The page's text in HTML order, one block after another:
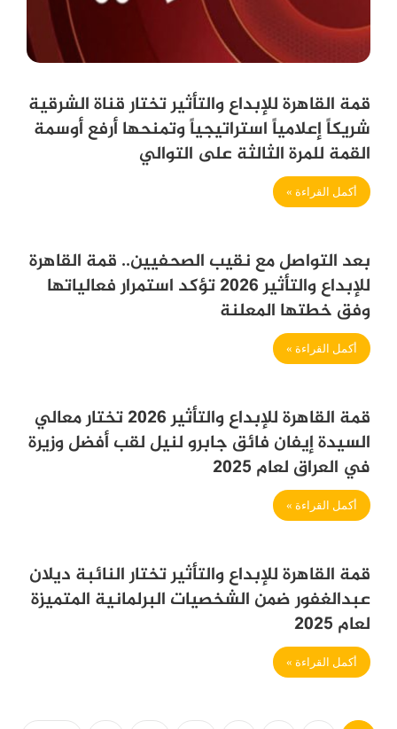
قمة القاهرة للإبداع والتأثير تختار قناة الشرقية
شريكاً إعلامياً استراتيجياً وتمنحها أرفع أوسمة
القمة للمرة الثالثة على التوالي
أكمل القراءة »
بعد التواصل مع نقيب الصحفيين.. قمة القاهرة
للإبداع والتأثير 2026 تؤكد استمرار فعالياتها
وفق خطتها المعلنة
أكمل القراءة »
قمة القاهرة للإبداع والتأثير 2026 تختار معالي
السيدة إيفان فائق جابرو لنيل لقب أفضل وزيرة
في العراق لعام 2025
أكمل القراءة »
قمة القاهرة للإبداع والتأثير تختار النائبة ديلان
عبدالغفور ضمن الشخصيات البرلمانية المتميزة
لعام 2025
أكمل القراءة »